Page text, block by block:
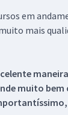
em
mais
muito